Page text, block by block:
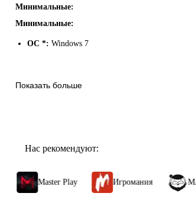
Минимальные:
Минимальные:
ОС *: Windows 7
Показать больше
Нас рекомендуют:
Master Play Игромания